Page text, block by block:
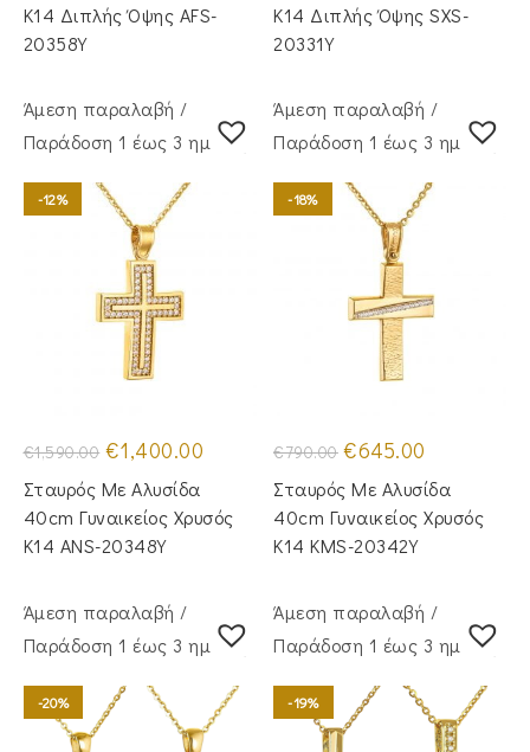
Κ14 Διπλής Όψης AFS-
20358Y
Κ14 Διπλής Όψης SXS-
20331Y
Άμεση παραλαβή /
Παράδoση 1 έως 3 ημέρες
-12%
€1,590.00 Original
price
was:
€1,590.00.
€1,400.00 τρέχουσα
€1,400.00.
Σταυρός Με Αλυσίδα
40cm Γυναικείος Χρυσός
Κ14 ANS-20348Y
Άμεση παραλαβή /
Παράδoση 1 έως 3 ημέρες
-18%
€790.00 Original
price
was:
€790.00.
€645.00
τιμή
είναι:
€645.00.
Σταυρός Με Αλυσίδα
40cm Γυναικείος Χρυσός
Κ14 KMS-20342Y
Άμεση παραλαβή /
Παράδoση 1 έως 3 ημέρες
-20%
Άμεση παραλαβή /
Παράδoση 1 έως 3 ημέρες
-19%